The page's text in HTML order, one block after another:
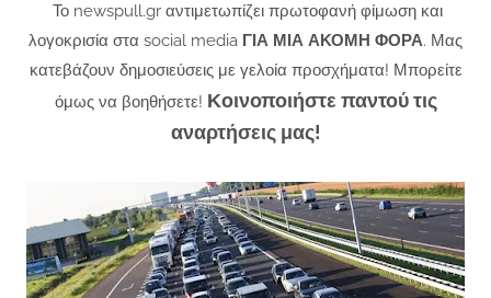
Το newspull.gr αντιμετωπίζει πρωτοφανή φίμωση και
λογοκρισία στα social media ΓΙΑ ΜΙΑ ΑΚΟΜΗ ΦΟΡΑ. Μας
κατεβάζουν δημοσιεύσεις με γελοία προσχήματα! Μπορείτε
όμως να βοηθήσετε! Κοινοποιήστε παντού τις
αναρτήσεις μας!